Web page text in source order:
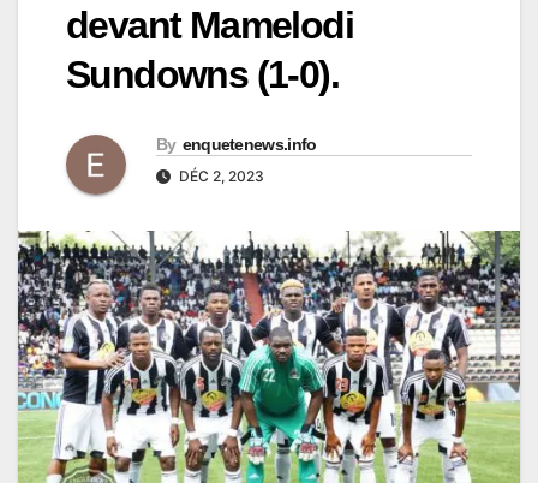
devant Mamelodi
Sundowns (1-0).
By enquetenews.info
DÉC 2, 2023